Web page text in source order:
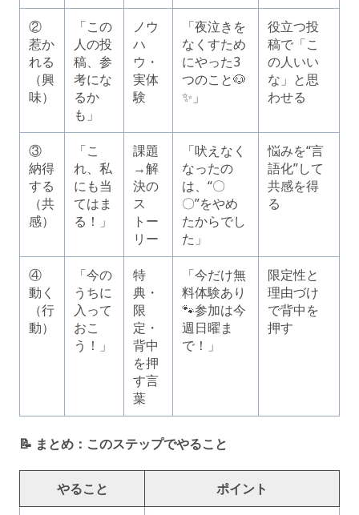
②
惹か
れる
（興
味）
「この
人の投
稿、参
考にな
るか
も」
ノウ
ハ
ウ・
実体
験
「夜泣きを
なくすため
にやった3
つのこと🐶
✨」
役立つ投
稿で「こ
の人いい
な」と思
わせる
③
納得
する
（共
感）
「こ
れ、私
にも当
てはま
る！」
課題
→解
決の
ス
トー
リー
「吠えなく
なったの
は、“〇
〇”をやめ
たからでし
た」
悩みを“言
語化”して
共感を得
る
④
動く
（行
動）
「今の
うちに
入って
おこ
う！」
特
典・
限
定・
背中
を押
す言
葉
「今だけ無
料体験あり
🐾参加は今
週日曜ま
で！」
限定性と
理由づけ
で背中を
押す
📝 まとめ：このステップでやること
やること ポイント